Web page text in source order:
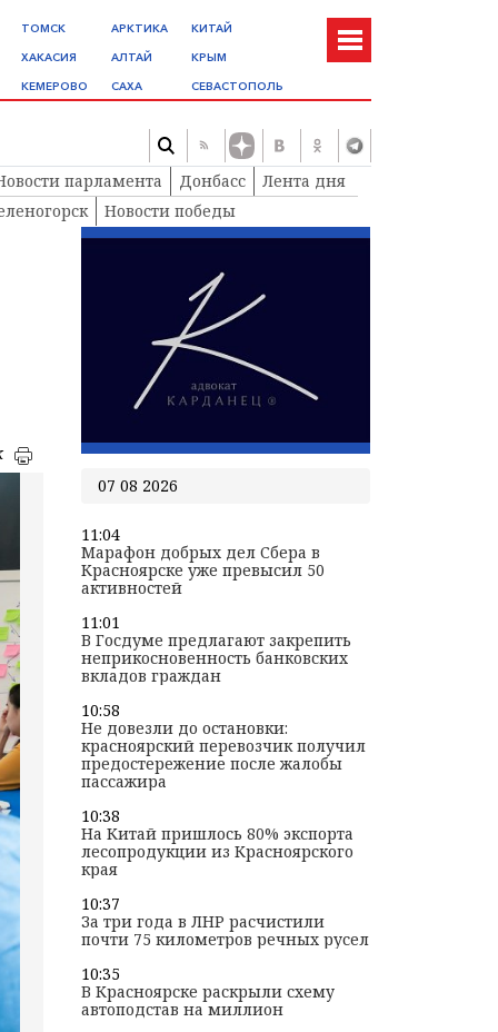
ТОМСК
ХАКАСИЯ
КЕМЕРОВО
АРКТИКА
АЛТАЙ
САХА
КИТАЙ
КРЫМ
СЕВАСТОПОЛЬ
парламента Донбасс
Лента дня
Новости победы
07 08 2026
11:04
Марафон добрых дел Сбера в
Красноярске уже превысил 50
активностей
11:01
В Госдуме предлагают закрепить
неприкосновенность банковских
вкладов граждан
10:58
Не довезли до остановки:
красноярский перевозчик получил
предостережение после жалобы
пассажира
10:38
На Китай пришлось 80% экспорта
лесопродукции из Красноярского
края
10:37
За три года в ЛНР расчистили
почти 75 километров речных русел
10:35
В Красноярске раскрыли схему
автоподстав на миллион